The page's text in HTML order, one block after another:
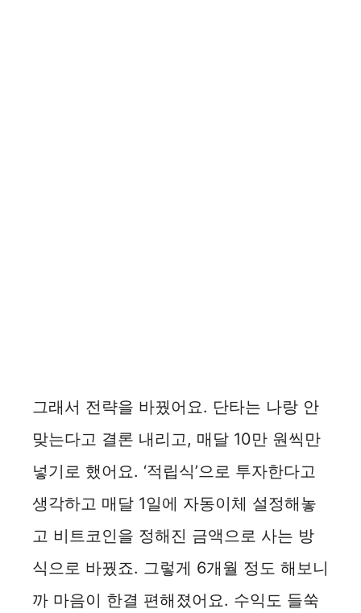
그래서 전략을 바꿨어요. 단타는 나랑 안
맞는다고 결론 내리고, 매달 10만 원씩만
넣기로 했어요. ‘적립식’으로 투자한다고
생각하고 매달 1일에 자동이체 설정해놓
고 비트코인을 정해진 금액으로 사는 방
식으로 바꿨죠. 그렇게 6개월 정도 해보니
까 마음이 한결 편해졌어요. 수익도 들쑥